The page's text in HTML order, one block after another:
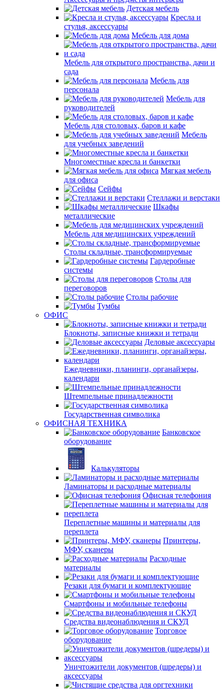
Детская мебель
Кресла и
стулья, аксессуары
Мебель для дома
Мебель для открытого пространства, дачи и
сада
Мебель для
персонала
Мебель для
руководителей
Мебель для столовых, баров и кафе
Мебель
для учебных заведений
Многоместные кресла и банкетки
Мягкая мебель
для офиса
Сейфы
Стеллажи и верстаки
Шкафы
металлические
Мебель для медицинских учреждений
Столы складные, трансформируемые
Гардеробные
системы
Столы для
переговоров
Столы рабочие
Тумбы
ОФИС
Блокноты, записные книжки и тетради
Деловые аксессуары
Ежедневники, планинги, органайзеры,
календари
Штемпельные принадлежности
Государственная символика
ОФИСНАЯ ТЕХНИКА
Банковское
оборудование
Калькуляторы
Ламинаторы и расходные материалы
Офисная телефония
Переплетные машины и материалы для
переплета
Принтеры,
МФУ, сканеры
Расходные
материалы
Резаки для бумаги и комплектующие
Смартфоны и мобильные телефоны
Средства видеонаблюдения и СКУД
Торговое
оборудование
Уничтожители документов (шредеры) и
аксессуары